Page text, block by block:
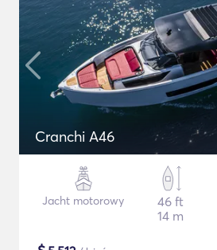
Cranchi A46
Jacht motorowy
46 ft
14 m